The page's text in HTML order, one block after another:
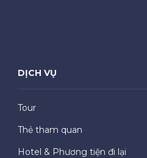
DỊCH VỤ
Tour
Thẻ tham quan
Hotel & Phương tiện đi lại